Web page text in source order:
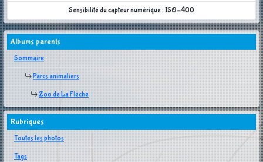
Sensibilité du capteur numérique : ISO-400
Albums parents
Sommaire
Parcs animaliers
Zoo de La Flèche
Rubriques
Toutes les photos
Tags